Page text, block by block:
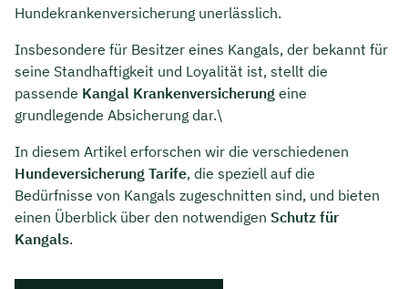
Über Uns
Kontakt
Hundekrankenversicherung unerlässlich.
Insbesondere für Besitzer eines Kangals, der bekannt für
seine Standhaftigkeit und Loyalität ist, stellt die
passende Kangal Krankenversicherung eine
grundlegende Absicherung dar.\
In diesem Artikel erforschen wir die verschiedenen
Hundeversicherung Tarife, die speziell auf die
Bedürfnisse von Kangals zugeschnitten sind, und bieten
einen Überblick über den notwendigen Schutz für
Kangals.